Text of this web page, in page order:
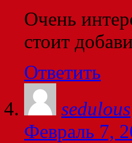
Очень
стоит
Ответить
sedulous
Февраль 7,